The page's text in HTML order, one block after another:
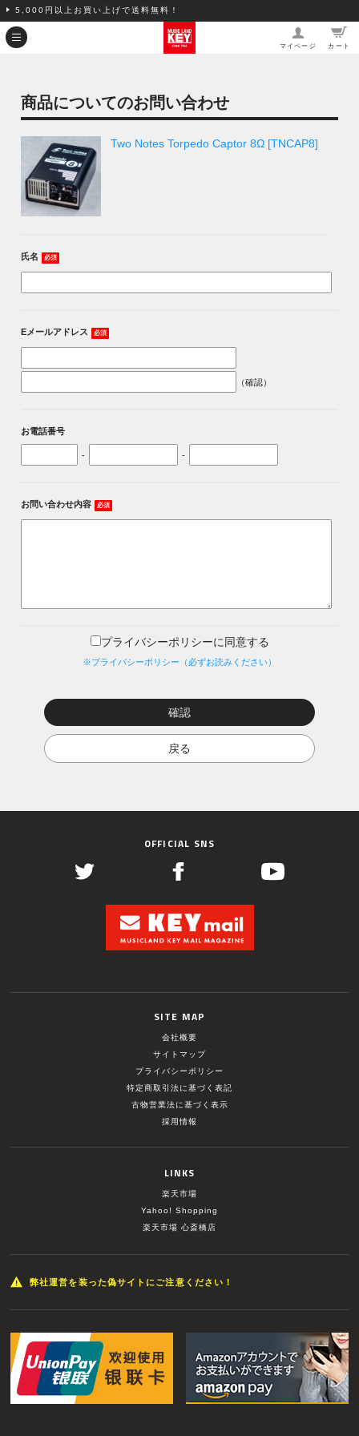
5,000円以上お買い上げで送料無料！
マイページ カート
商品についてのお問い合わせ
Two Notes Torpedo Captor 8Ω [TNCAP8]
氏名 必須
Eメールアドレス 必須
（確認）
お電話番号
- -
お問い合わせ内容 必須
プライバシーポリシーに同意する
※プライバシーポリシー（必ずお読みください）
OFFICIAL SNS
SITE MAP
会社概要
サイトマップ
プライバシーポリシー
特定商取引法に基づく表記
古物営業法に基づく表示
採用情報
LINKS
楽天市場
Yahoo! Shopping
楽天市場 心斎橋店
弊社運営を装った偽サイトにご注意ください！